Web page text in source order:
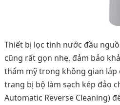
Thiết bị lọc tinh nước đầu
cũng rất gọn nhẹ, đảm bảo
thẩm mỹ trong không gian lắp
trang bị bộ làm sạch kép đảo
Automatic Reverse Cleaning)